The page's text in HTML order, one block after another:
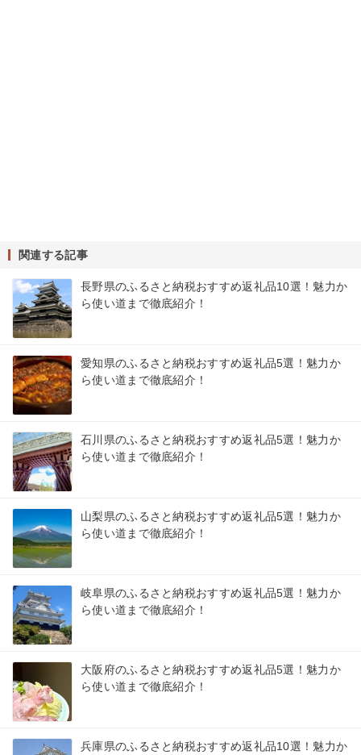
関連する記事
長野県のふるさと納税おすすめ返礼品10選！魅力か
ら使い道まで徹底紹介！
愛知県のふるさと納税おすすめ返礼品5選！魅力か
ら使い道まで徹底紹介！
石川県のふるさと納税おすすめ返礼品5選！魅力か
ら使い道まで徹底紹介！
山梨県のふるさと納税おすすめ返礼品5選！魅力か
ら使い道まで徹底紹介！
岐阜県のふるさと納税おすすめ返礼品5選！魅力か
ら使い道まで徹底紹介！
大阪府のふるさと納税おすすめ返礼品5選！魅力か
ら使い道まで徹底紹介！
兵庫県のふるさと納税おすすめ返礼品10選！魅力か